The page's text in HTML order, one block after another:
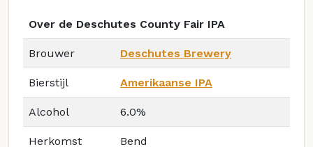
Over de Deschutes County Fair IPA
Brouwer Deschutes Brewery
Bierstijl Amerikaanse IPA
Alcohol 6.0%
Herkomst Bend